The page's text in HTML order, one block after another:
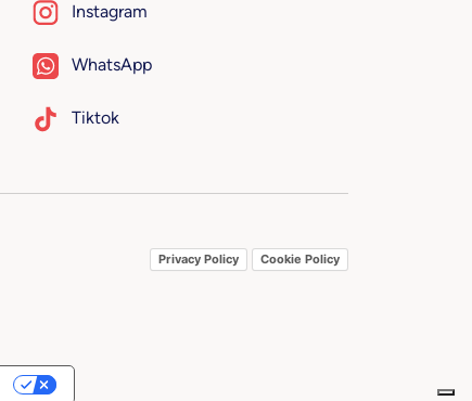
Instagram
WhatsApp
Tiktok
Privacy Policy Cookie Policy